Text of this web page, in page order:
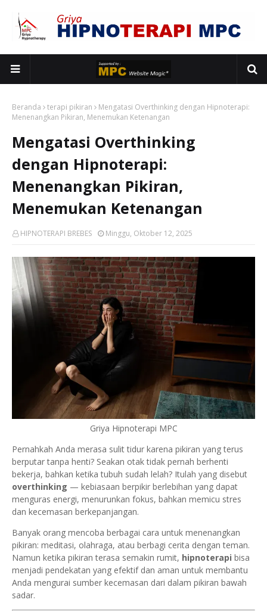
Beranda terapi pikiran
Mengatasi Overthinking dengan Hipnoterapi:
Menenangkan Pikiran, Menemukan Ketenangan
Mengatasi Overthinking
dengan Hipnoterapi:
Menenangkan Pikiran,
Menemukan Ketenangan
HIPNOTERAPI BREBES Minggu, Oktober 12, 2025
Griya Hipnoterapi MPC
Pernahkah Anda merasa sulit tidur karena pikiran yang terus
berputar tanpa henti? Seakan otak tidak pernah berhenti
bekerja, bahkan ketika tubuh sudah lelah? Itulah yang disebut
overthinking — kebiasaan berpikir berlebihan yang dapat
menguras energi, menurunkan fokus, bahkan memicu stres
dan kecemasan berkepanjangan.
Banyak orang mencoba berbagai cara untuk menenangkan
pikiran: meditasi, olahraga, atau berbagi cerita dengan teman.
Namun ketika pikiran terasa semakin rumit, hipnoterapi bisa
menjadi pendekatan yang efektif dan aman untuk membantu
Anda mengurai sumber kecemasan dari dalam pikiran bawah
sadar.